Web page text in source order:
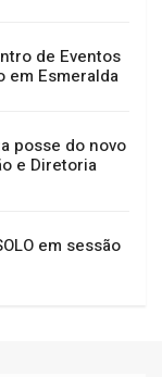
de Eventos
em Esmeralda
posse do novo
e Diretoria
em sessão